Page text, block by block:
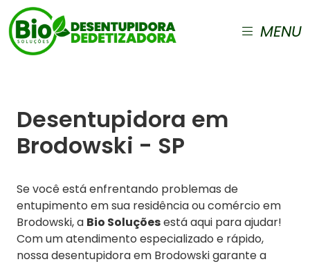
MENU
Desentupidora em
Brodowski - SP
Se você está enfrentando problemas de
entupimento em sua residência ou comércio em
Brodowski, a Bio Soluçõesestá aqui para ajudar!
Com um atendimento especializado e rápido,
nossa desentupidora em Brodowski garante a